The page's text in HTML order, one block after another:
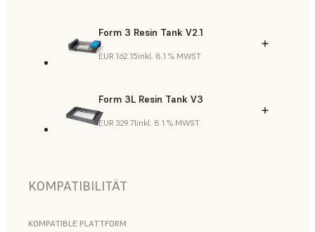
Form 3 Resin Tank V2.1
EUR 162.15inkl. 8.1 % MWST
Form 3L Resin Tank V3
EUR 329.71inkl. 8.1 % MWST
KOMPATIBILITÄT
KOMPATIBLE PLATTFORM